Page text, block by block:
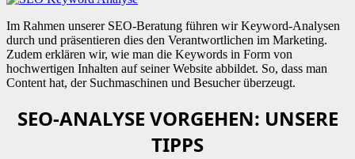
Im Rahmen unserer SEO-Beratung führen wir Keyword-Analysen
durch und präsentieren dies den Verantwortlichen im Marketing.
Zudem erklären wir, wie man die Keywords in Form von
hochwertigen Inhalten auf seiner Website abbildet. So, dass man
Content hat, der Suchmaschinen und Besucher überzeugt.
SEO-ANALYSE VORGEHEN: UNSERE
TIPPS